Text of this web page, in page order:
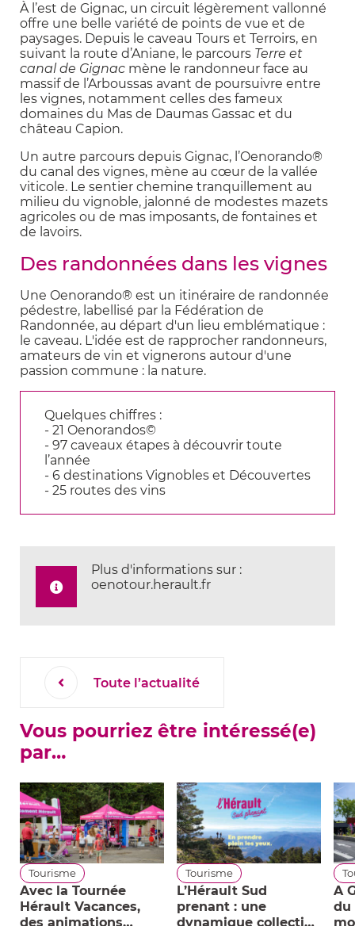
À l’est de Gignac, un circuit légèrement vallonné
offre une belle variété de points de vue et de
paysages. Depuis le caveau Tours et Terroirs, en
suivant la route d’Aniane, le parcours Terre et
canal de Gignac mène le randonneur face au
massif de l’Arboussas avant de poursuivre entre
les vignes, notamment celles des fameux
domaines du Mas de Daumas Gassac et du
château Capion.
Un autre parcours depuis Gignac, l’Oenorando®
du canal des vignes, mène au cœur de la vallée
viticole. Le sentier chemine tranquillement au
milieu du vignoble, jalonné de modestes mazets
agricoles ou de mas imposants, de fontaines et
de lavoirs.
Des randonnées dans les vignes
Une Oenorando® est un itinéraire de randonnée
pédestre, labellisé par la Fédération de
Randonnée, au départ d'un lieu emblématique :
le caveau. L'idée est de rapprocher randonneurs,
amateurs de vin et vignerons autour d'une
passion commune : la nature.
Quelques chiffres :
- 21 Oenorandos©
- 97 caveaux étapes à découvrir toute
l’année
- 6 destinations Vignobles et Découvertes
- 25 routes des vins
Plus d'informations sur :
oenotour.herault.fr
Toute l’actualité
Vous pourriez être intéressé(e)
par…
Tourisme
Avec la Tournée
Hérault Vacances,
des animations
Tourisme
L’Hérault Sud
prenant : une
dynamique collective
A
du